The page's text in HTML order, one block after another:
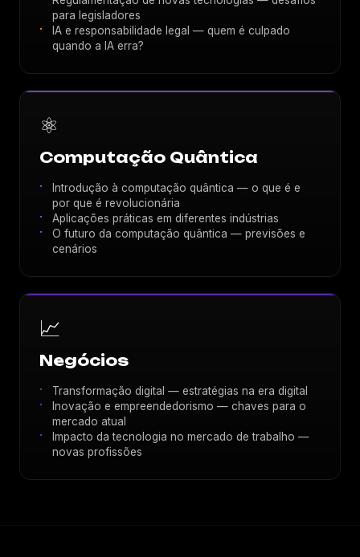
para legisladores
IA e responsabilidade legal — quem é culpado
quando a IA erra?
⚛️
Computação Quântica
Introdução à computação quântica — o que é e
por que é revolucionária
Aplicações práticas em diferentes indústrias
O futuro da computação quântica — previsões e
cenários
📈
Negócios
Transformação digital — estratégias na era digital
Inovação e empreendedorismo — chaves para o
mercado atual
Impacto da tecnologia no mercado de trabalho —
novas profissões